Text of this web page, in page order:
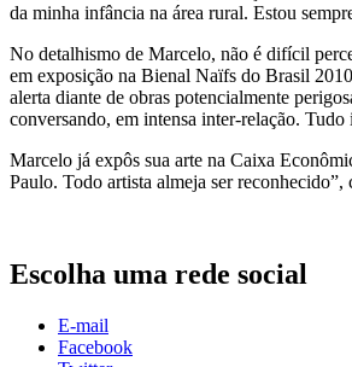
da minha infância na área rural. Estou
No detalhismo de Marcelo, não é difícil
em exposição na Bienal Naïfs do Brasil
alerta diante de obras potencialmente
conversando, em intensa inter-relação.
Marcelo já expôs sua arte na Caixa
Paulo. Todo artista almeja ser reconhecido”,
Escolha uma rede social
E-mail
Facebook